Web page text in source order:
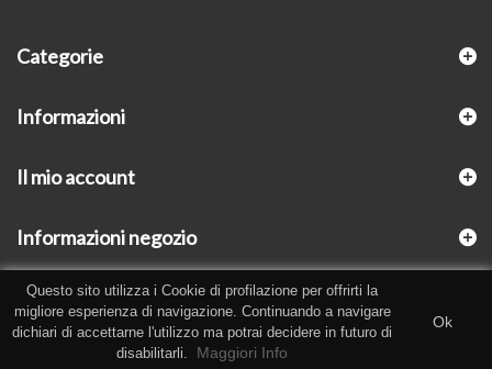
Categorie
Informazioni
Il mio account
Informazioni negozio
Questo sito utilizza i Cookie di profilazione per offrirti la
migliore esperienza di navigazione. Continuando a navigare
dichiari di accettarne l'utilizzo ma potrai decidere in futuro di
disabilitarli.
Maggiori Info
Ok